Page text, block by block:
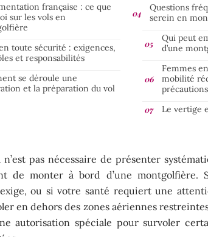
française : ce que
sur les vols en
toute sécurité : exigences,
et responsabilités
se déroule une
et la préparation du vol
Questions
serein en
Qui peut
d’une
Femmes
mobilité
Le vertige
n’est pas nécessaire de présenter
de monter à bord d’une montgolfière.
ou si votre santé requiert une
en dehors des zones aériennes
autorisation spéciale pour survoler